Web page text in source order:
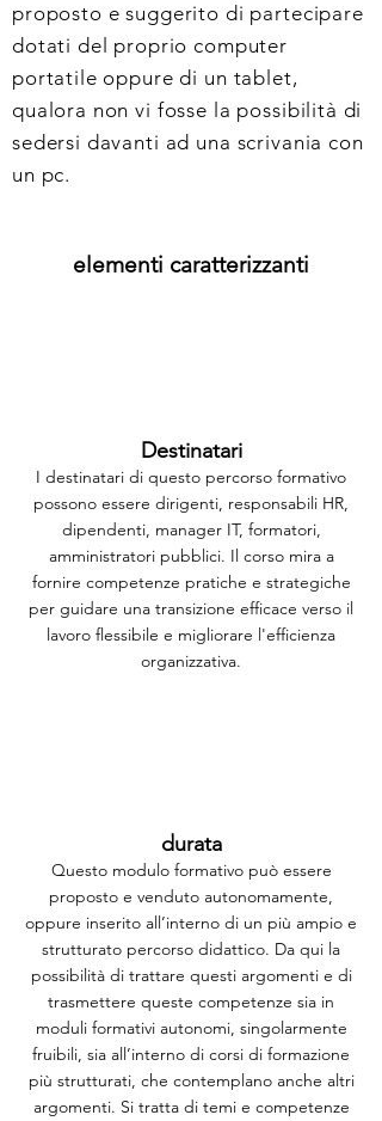
proposto e suggerito di partecipare
dotati del proprio computer
portatile oppure di un tablet,
qualora non vi fosse la possibilità di
sedersi davanti ad una scrivania con
un pc.
elementi caratterizzanti
Destinatari
I destinatari di questo percorso formativo
possono essere dirigenti, responsabili HR,
dipendenti, manager IT, formatori,
amministratori pubblici. Il corso mira a
fornire competenze pratiche e strategiche
per guidare una transizione efficace verso il
lavoro flessibile e migliorare l'efficienza
organizzativa.
durata
Questo modulo formativo può essere
proposto e venduto autonomamente,
oppure inserito all’interno di un più ampio e
strutturato percorso didattico. Da qui la
possibilità di trattare questi argomenti e di
trasmettere queste competenze sia in
moduli formativi autonomi, singolarmente
fruibili, sia all’interno di corsi di formazione
più strutturati, che contemplano anche altri
argomenti. Si tratta di temi e competenze